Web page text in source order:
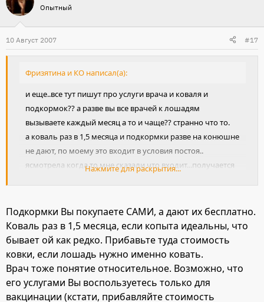
Опытный
10 Август 2007 #17
Фризятина и КО написал(а):
и еще..все тут пишут про услуги врача и коваля и
подкормок?? а разве вы все врачей к лошадям
вызываете каждый месяц а то и чаще?? странно что то.
а коваль раз в 1,5 месяца и подкормки разве на конюшне
не дают, по моему это входит в условия постоя..
ясмотрела когда то мне сказали что входит...получается
месяца? по моему у каждой лошади все
индивидуально...
Нажмите для раскрытия...
Подкормки Вы покупаете САМИ, а дают их бесплатно.
Коваль раз в 1,5 месяца, если копыта идеальны, что
бывает ой как редко. Прибавьте туда стоимость
ковки, если лошадь нужно именно ковать.
Врач тоже понятие относительное. Возможно, что
его услугами Вы воспользуетесь только для
вакцинации (кстати, прибавляйте стоимость